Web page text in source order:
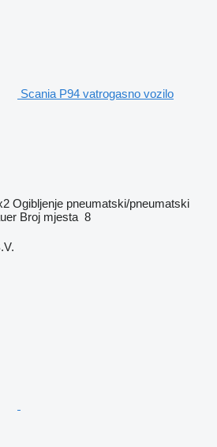
Scania P94 vatrogasno vozilo
Ogibljenje pneumatski/pneumatski
Broj mjesta 8